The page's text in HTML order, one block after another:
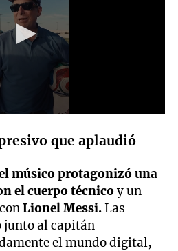
que aplaudió
músico protagonizó una
el cuerpo técnicoy un
Lionel Messi.Las
junto al capitán
el mundo digital,